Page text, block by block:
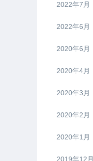
2022年7月
2022年6月
2020年6月
2020年4月
2020年3月
2020年2月
2020年1月
2019年12月